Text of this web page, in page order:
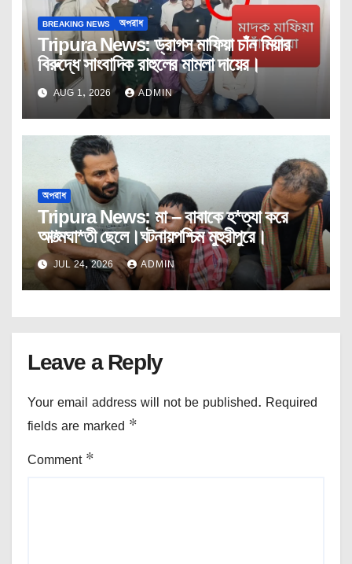
BREAKING NEWS অপরাধ
Tripura News: ড্রাগস মাফিয়া চাঁন মিয়ার
বিরুদ্ধে সাংবাদিক রাহুলের মামলা দায়ের।
AUG 1, 2026 ADMIN
অপরাধ
Tripura News: মা – বাবাকে হ*ত্যা করে
আ*ত্মঘা*তী ছেলে।ঘটনায়পশ্চিম মুহুরীপুরে।
JUL 24, 2026 ADMIN
Leave a Reply
Your email address will not be published. Required
fields are marked *
Comment *